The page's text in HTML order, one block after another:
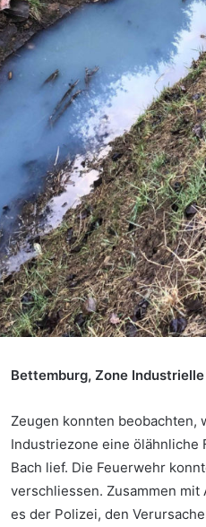
Bettemburg, Zone
Zeugen konnten beobachten,
Industriezone eine ölähnliche
Bach lief. Die Feuerwehr
verschliessen. Zusammen
es der Polizei, den